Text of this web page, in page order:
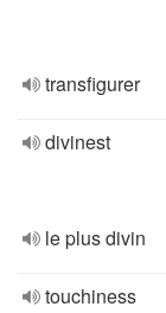
transfigurer
divinest
le plus divin
touchiness